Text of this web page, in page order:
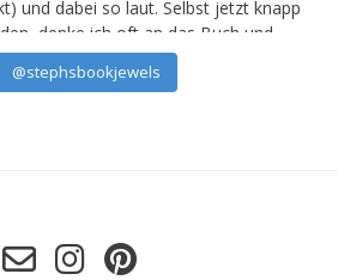
@stephsbookjewels